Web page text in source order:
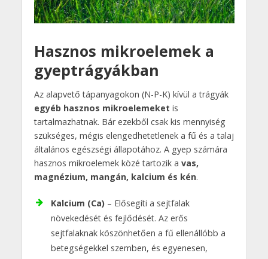
Hasznos mikroelemek a
gyeptrágyákban
Az alapvető tápanyagokon (N-P-K) kívül a trágyák
egyéb hasznos mikroelemeket is
tartalmazhatnak. Bár ezekből csak kis mennyiség
szükséges, mégis elengedhetetlenek a fű és a talaj
általános egészségi állapotához. A gyep számára
hasznos mikroelemek közé tartozik a vas,
magnézium, mangán, kalcium és kén.
Kalcium (Ca) – Elősegíti a sejtfalak
növekedését és fejlődését. Az erős
sejtfalaknak köszönhetően a fű ellenállóbb a
betegségekkel szemben, és egyenesen,